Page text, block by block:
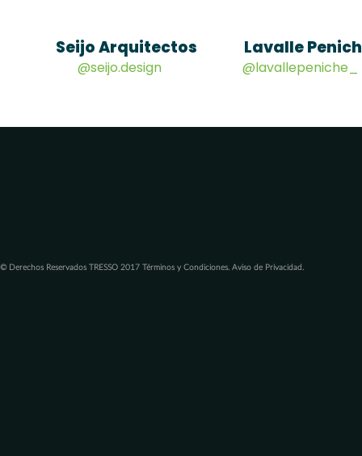
Seijo Arquitectos
@seijo.design
Lavalle
@lavallepeniche_
© Derechos Reservados TRESSO 2017 Términos y Condiciones. Aviso de Privacidad.